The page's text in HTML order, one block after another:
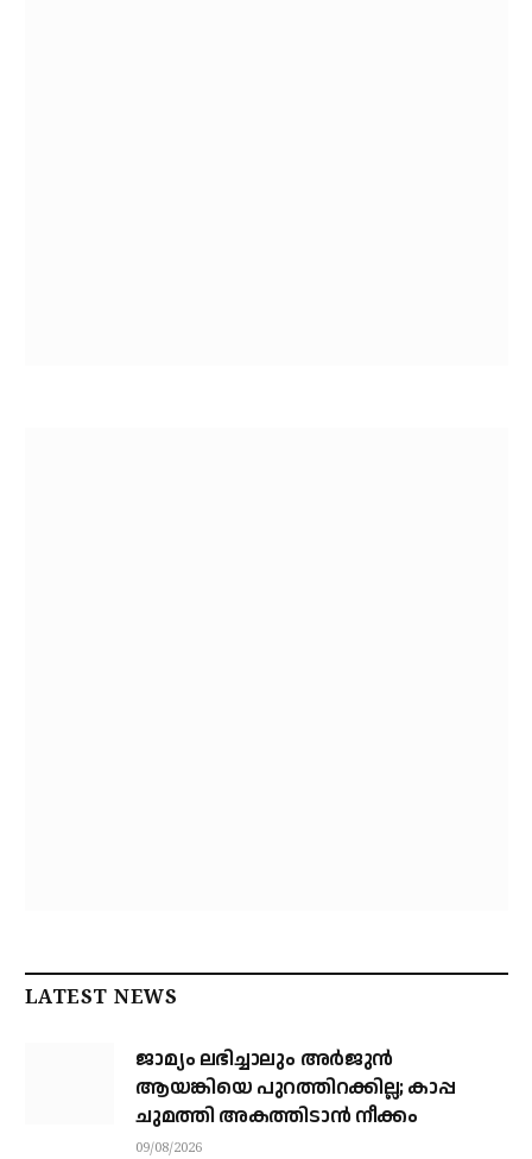
LATEST NEWS
ജാമ്യം ലഭിച്ചാലും അര്‍ജുന്‍
ആയങ്കിയെ പുറത്തിറക്കില്ല; കാപ്പ
ചുമത്തി അകത്തിടാന്‍ നീക്കം
09/08/2026